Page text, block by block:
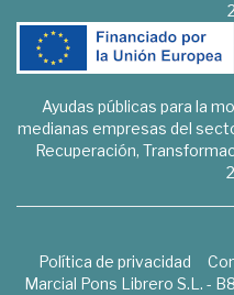
Ayudas públicas para la
medianas empresas del
Recuperación,
Política de privacidad
Marcial Pons Librero S.L. -